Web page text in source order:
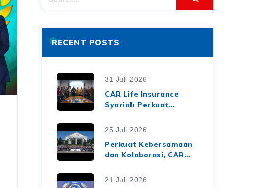
RECENT POSTS
31 Juli 2026
CAR Life Insurance
Syariah Perkuat
Syariah melalui Kerja
Syariah dengan Tiga
BPRS di Lampung
25 Juli 2026
Perkuat Kebersamaan
dan Kolaborasi, CAR
Employee Gathering
21 Juli 2026